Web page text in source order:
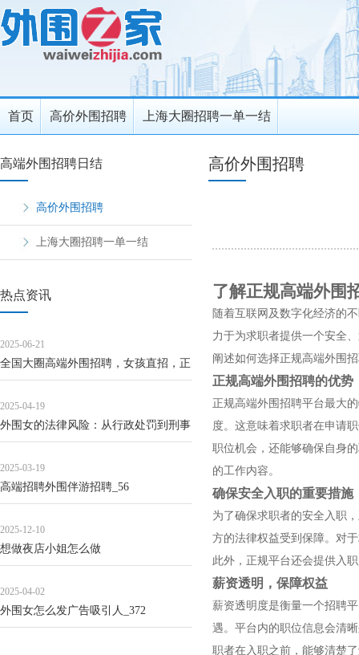
首页 高价外围招聘 上海大圈招聘一单一结
高端外围招聘日结
高价外围招聘
上海大圈招聘一单一结
热点资讯
2025-06-21
全国大圈高端外围招聘，女孩直招，正
2025-04-19
外围女的法律风险：从行政处罚到刑事
2025-03-19
高端招聘外围伴游招聘_56
2025-12-10
想做夜店小姐怎么做
2025-04-02
外围女怎么发广告吸引人_372
高价外围招聘
了解正规高端外围
随着互联网及数字化经济的
力于为求职者提供一个安全
阐述如何选择正规高端外围
正规高端外围招聘的优势
正规高端外围招聘平台最大
度。这意味着求职者在申请
职位机会，还能够确保自身
的工作内容。
确保安全入职的重要措施
为了确保求职者的安全入职
方的法律权益受到保障。对
此外，正规平台还会提供入
薪资透明，保障权益
薪资透明度是衡量一个招聘
遇。平台内的职位信息会清
职者在入职之前，能够清楚